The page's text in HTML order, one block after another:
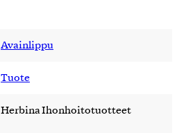
Avainlippu
Tuote
Herbina Ihonhoitotuotteet